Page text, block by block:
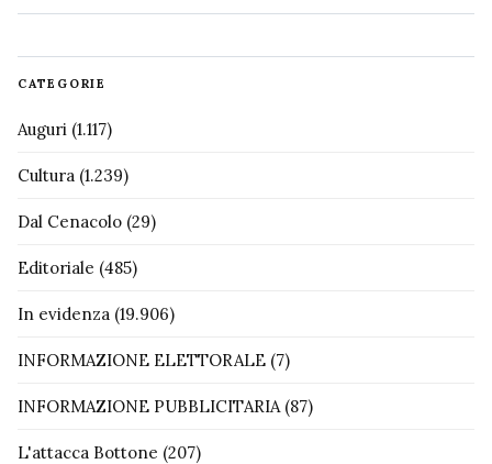
CATEGORIE
Auguri (1.117)
Cultura (1.239)
Dal Cenacolo (29)
Editoriale (485)
In evidenza (19.906)
INFORMAZIONE ELETTORALE (7)
INFORMAZIONE PUBBLICITARIA(87)
L'attacca Bottone (207)